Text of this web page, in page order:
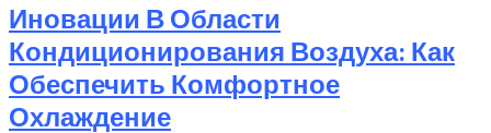
Иновации В Области
Кондиционирования Воздуха: Как
Обеспечить Комфортное
Охлаждение